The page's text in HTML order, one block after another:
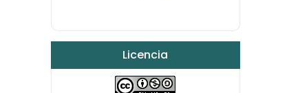
Licencia